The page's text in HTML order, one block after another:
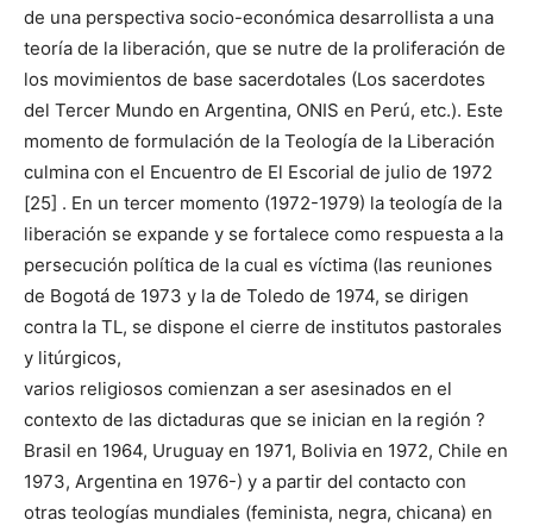
de una perspectiva socio-económica desarrollista a una
teoría de la liberación, que se nutre de la proliferación de
los movimientos de base sacerdotales (Los sacerdotes
del Tercer Mundo en Argentina, ONIS en Perú, etc.). Este
momento de formulación de la Teología de la Liberación
culmina con el Encuentro de El Escorial de julio de 1972
[25] . En un tercer momento (1972-1979) la teología de la
liberación se expande y se fortalece como respuesta a la
persecución política de la cual es víctima (las reuniones
de Bogotá de 1973 y la de Toledo de 1974, se dirigen
contra la TL, se dispone el cierre de institutos pastorales
y litúrgicos,
varios religiosos comienzan a ser asesinados en el
contexto de las dictaduras que se inician en la región ?
Brasil en 1964, Uruguay en 1971, Bolivia en 1972, Chile en
1973, Argentina en 1976-) y a partir del contacto con
otras teologías mundiales (feminista, negra, chicana) en